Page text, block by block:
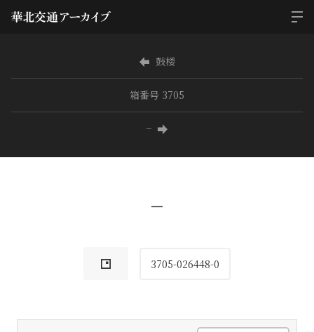
鼓楼
箱番号 3705
−
−
3705-026448-0